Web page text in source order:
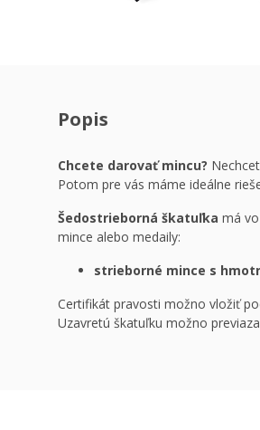
Popis
Chcete darovať mincu?
Potom pre vás máme ideálne
Šedostrieborná škatuľka má
mince alebo medaily:
strieborné mince s
Certifikát pravosti možno vložiť
Uzavretú škatuľku možno